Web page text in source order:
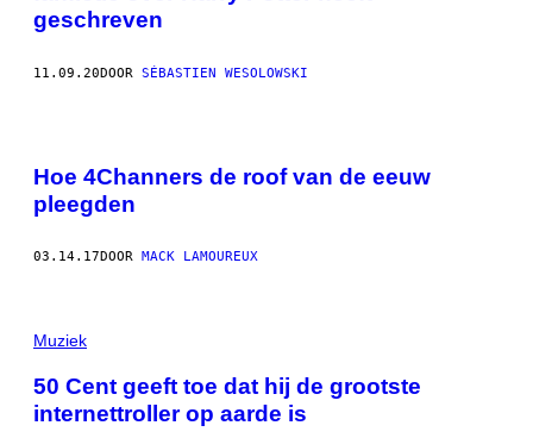
geschreven
11.09.20DOOR SÉBASTIEN WESOLOWSKI
Hoe 4Channers de roof van de eeuw
pleegden
03.14.17DOOR MACK LAMOUREUX
Muziek
50 Cent geeft toe dat hij de grootste
internettroller op aarde is